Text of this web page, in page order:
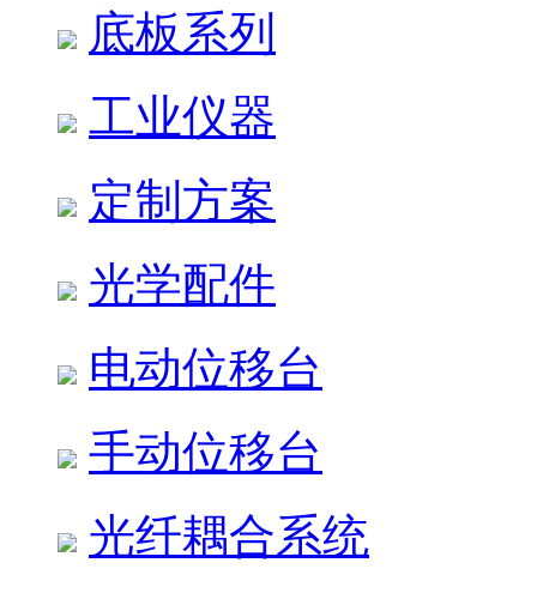
底板系列
工业仪器
定制方案
光学配件
电动位移台
手动位移台
光纤耦合系统